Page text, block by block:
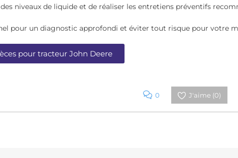
niveaux de liquide et de réaliser les entretiens préventifs
pour un diagnostic approfondi et éviter tout risque pour votre
pour tracteur John Deere
0 J'aime (0)